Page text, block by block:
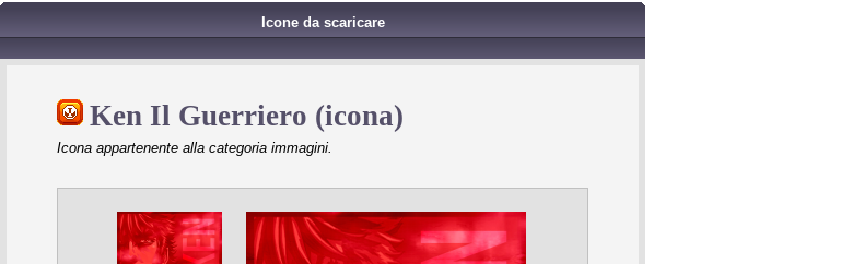
Icone da scaricare
Ken Il Guerriero (icona)
Icona appartenente alla categoria immagini.